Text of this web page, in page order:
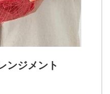
ンジメント